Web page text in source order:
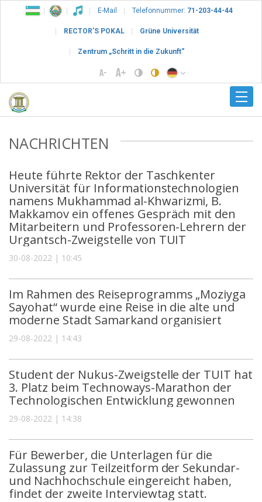
E-Mail Telefonnummer: 71-203-44-44
RECTOR’S POKAL Grüne Universität
Zentrum „Schritt in die Zukunft“
NACHRICHTEN
Heute führte Rektor der Taschkenter
Universität für Informationstechnologien
namens Mukhammad al-Khwarizmi, B.
Makkamov ein offenes Gespräch mit den
Mitarbeitern und Professoren-Lehrern der
Urgantsch-Zweigstelle von TUIT
30-08-2022 | 10:45
Im Rahmen des Reiseprogramms „Moziyga
Sayohat“ wurde eine Reise in die alte und
moderne Stadt Samarkand organisiert
29-08-2022 | 14:43
Student der Nukus-Zweigstelle der TUIT hat
3. Platz beim Technoways-Marathon der
Technologischen Entwicklung gewonnen
29-08-2022 | 14:38
Für Bewerber, die Unterlagen für die
Zulassung zur Teilzeitform der Sekundar-
und Nachhochschule eingereicht haben,
findet der zweite Interviewtag statt.